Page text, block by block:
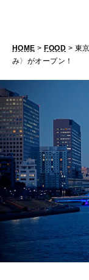
[12
女
東
京
の
絶
景
と
絶
品
寿
司
HOME > FOOD > 東
み〉がオープン！